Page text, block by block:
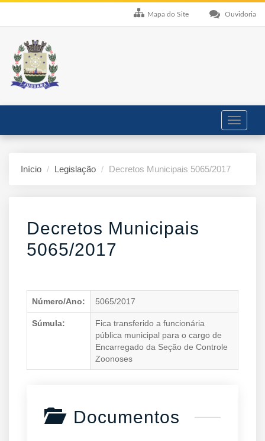
Ouvidoria
Mapa do Site
Toggle
Início Legislação Decretos Municipais 5065/2017
Decretos Municipais
5065/2017
Número/Ano: 5065/2017
Súmula:
Fica transferido a funcionária
pública municipal para o cargo de
Encarregado da Seção de Controle
Zoonoses
Documentos